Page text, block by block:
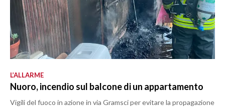
L’ALLARME
Nuoro, incendio sul balcone di un appartamento
Vigili del fuoco in azione in via Gramsci per evitare la propagazione